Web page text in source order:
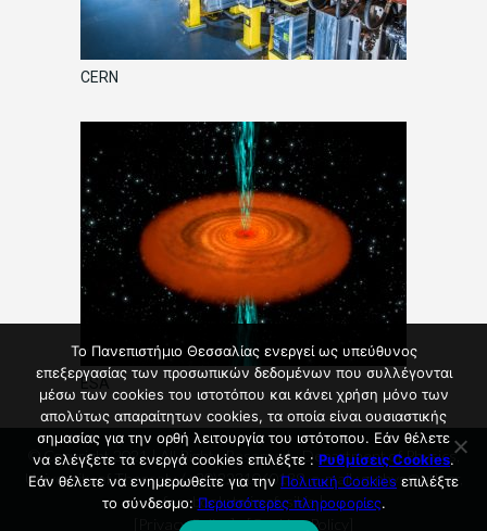
CERN
ESA
© Copyright 2021 | All Rights Reserved - Department of Physics,
University of Thessaly, (+30)2231060139, e-mail : g-phys@uth.gr,
facebook: tmimafysikis |
Privacy Policy] - [Cookies Policy
Το Πανεπιστήμιο Θεσσαλίας ενεργεί ως υπεύθυνος
επεξεργασίας των προσωπικών δεδομένων που συλλέγονται
μέσω των cookies του ιστοτόπου και κάνει χρήση μόνο των
απολύτως απαραίτητων cookies, τα οποία είναι ουσιαστικής
σημασίας για την ορθή λειτουργία του ιστότοπου. Εάν θέλετε
να ελέγξετε τα ενεργά cookies επιλέξτε : Ρυθμίσεις Cookies.
Εάν θέλετε να ενημερωθείτε για την Πολιτική Cookies επιλέξτε
το σύνδεσμο: Περισσότερες πληροφορίες.